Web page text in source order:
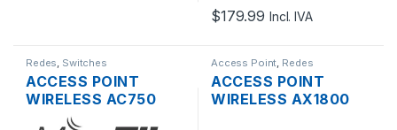
$179.99 Incl. IVA
Redes Switches
ACCESS POINT
WIRELESS AC750
MIKROTIK RB952UI-
Access Point Redes
ACCESS POINT
WIRELESS AX1800